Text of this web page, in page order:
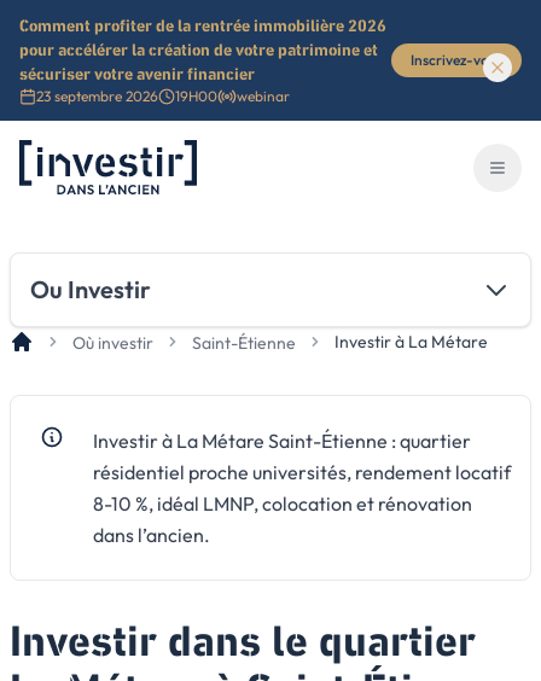
Comment profiter de la rentrée immobilière 2026
pour accélérer la création de votre patrimoine et
sécuriser votre avenir financier
23 septembre 2026 19H00 webinar
Inscrivez-vous
Investir dans l'ancien
Ou Investir
Où investir Saint-Étienne Investir à La Métare
Investir à La Métare Saint-Étienne : quartier
résidentiel proche universités, rendement locatif
8-10 %, idéal LMNP, colocation et rénovation
dans l’ancien.
Investir dans le quartier